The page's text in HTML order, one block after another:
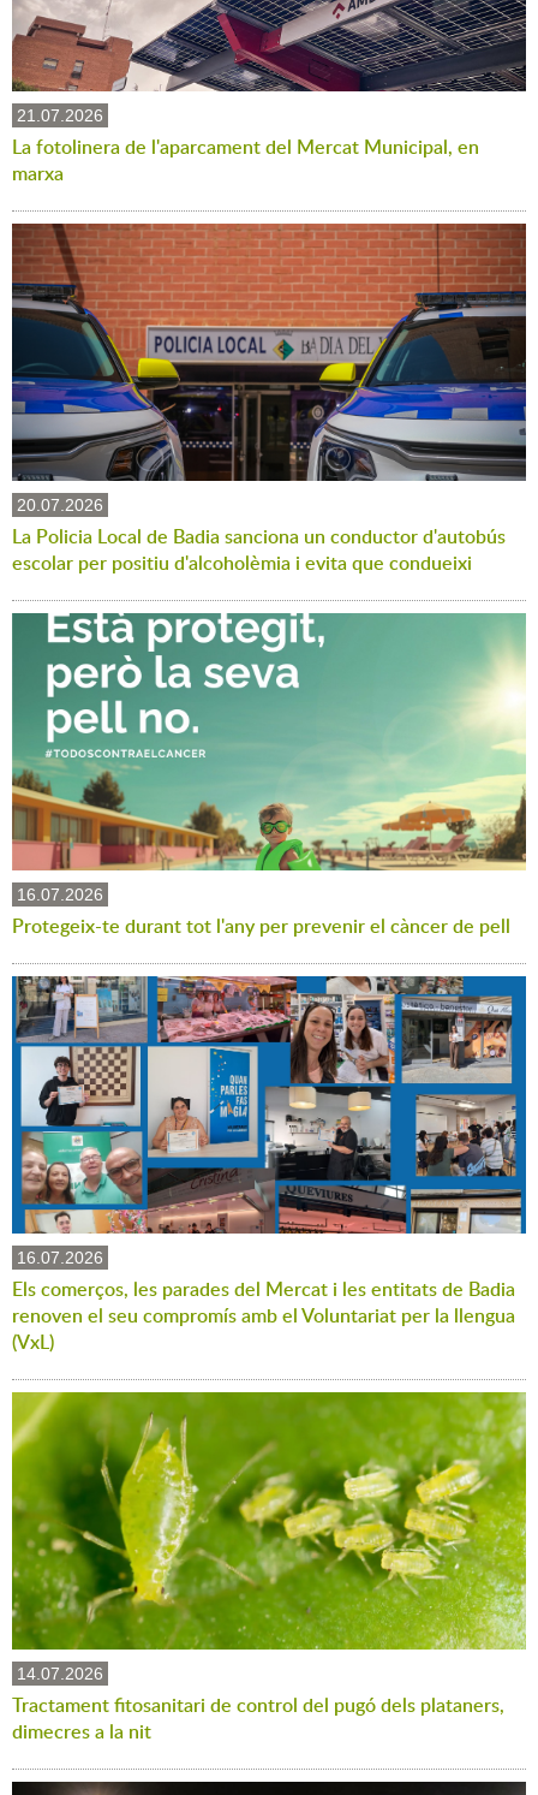
21.07.2026
La fotolinera de l'aparcament del Mercat Municipal, en
marxa
20.07.2026
La Policia Local de Badia sanciona un conductor d'autobús
escolar per positiu d'alcoholèmia i evita que condueixi
16.07.2026
Protegeix-te durant tot l'any per prevenir el càncer de pell
16.07.2026
Els comerços, les parades del Mercat i les entitats de Badia
renoven el seu compromís amb el Voluntariat per la llengua
(VxL)
14.07.2026
Tractament fitosanitari de control del pugó dels plataners,
dimecres a la nit